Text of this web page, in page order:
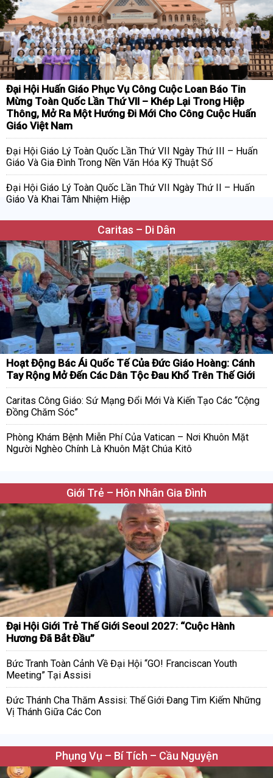
Đại Hội Huấn Giáo Phục Vụ Công Cuộc Loan Báo Tin
Mừng Toàn Quốc Lần Thứ VII – Khép Lại Trong Hiệp
Thông, Mở Ra Một Hướng Đi Mới Cho Công Cuộc Huấn
Giáo Việt Nam
Đại Hội Giáo Lý Toàn Quốc Lần Thứ VII Ngày Thứ III – Huấn
Giáo Và Gia Đình Trong Nền Văn Hóa Kỹ Thuật Số
Đại Hội Giáo Lý Toàn Quốc Lần Thứ VII Ngày Thứ II – Huấn
Giáo Và Khai Tâm Nhiệm Hiệp
Caritas – Di Dân
Hoạt Động Bác Ái Quốc Tế Của Đức Giáo Hoàng: Cánh
Tay Rộng Mở Đến Các Dân Tộc Đau Khổ Trên Thế Giới
Caritas Công Giáo: Sứ Mạng Đổi Mới Và Kiến Tạo Các “Cộng
Đồng Chăm Sóc”
Phòng Khám Bệnh Miễn Phí Của Vatican – Nơi Khuôn Mặt
Người Nghèo Chính Là Khuôn Mặt Chúa Kitô
Giới Trẻ – Hôn Nhân Gia Đình
Đại Hội Giới Trẻ Thế Giới Seoul 2027: “Cuộc Hành
Hương Đã Bắt Đầu”
Bức Tranh Toàn Cảnh Về Đại Hội “GO! Franciscan Youth
Meeting” Tại Assisi
Đức Thánh Cha Thăm Assisi: Thế Giới Đang Tìm Kiếm Những
Vị Thánh Giữa Các Con
Phụng Vụ – Bí Tích – Cầu Nguyện